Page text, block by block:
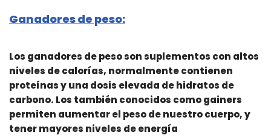
Ganadores de peso:
Los ganadores de peso son suplementos con altos
niveles de calorías, normalmente contienen
proteínas y una dosis elevada de hidratos de
carbono. Los también conocidos como gainers
permiten aumentar el peso de nuestro cuerpo, y
tener mayores niveles de energía